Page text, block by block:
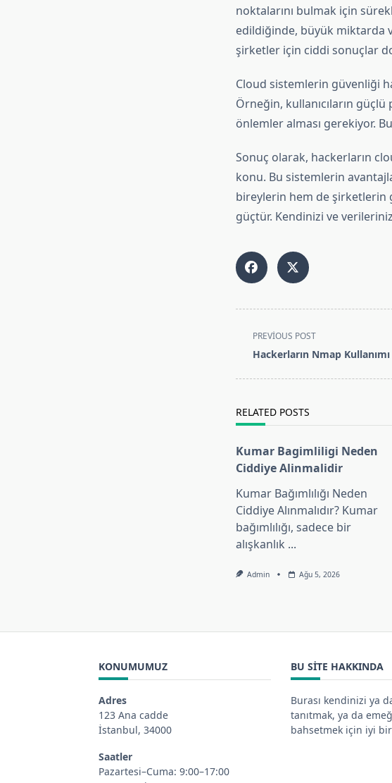
noktalarını bulmak için
edildiğinde, büyük miktarda
şirketler için ciddi sonuçlar
Cloud sistemlerin güvenliği
Örneğin, kullanıcıların
önlemler alması gerekiyor.
Sonuç olarak, hackerların
konu. Bu sistemlerin
bireylerin hem de şirketlerin
güçtür. Kendinizi ve
<span
class="nav-
text">Page</span>
PREVIOUS POST
Hackerların Nmap Kullanımı
RELATED POSTS
Kumar Bagimliligi Neden
Ciddiye Alinmalidir
Kumar Bağımlılığı Neden
Ciddiye Alınmalıdır? Kumar
bağımlılığı, sadece bir
alışkanlık ...
Admin Ağu 5, 2026
KONUMUMUZ
Adres
123 Ana cadde
İstanbul, 34000
Saatler
Pazartesi–Cuma: 9:00–17:00
BU SITE HAKKINDA
Burası kendinizi ya
tanıtmak, ya da
bahsetmek için iyi